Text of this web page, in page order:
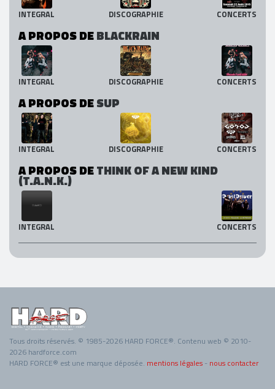
INTEGRAL DISCOGRAPHIE CONCERTS
A PROPOS DEBLACKRAIN
INTEGRAL DISCOGRAPHIE CONCERTS
A PROPOS DESUP
INTEGRAL DISCOGRAPHIE CONCERTS
A PROPOS DETHINK OF A NEW KIND
(T.A.N.K.)
INTEGRAL CONCERTS
Tous droits réservés. © 1985-2026 HARD FORCE®. Contenu web © 2010-
2026 hardforce.com
HARD FORCE® est une marque déposée. mentions légales - nous contacter